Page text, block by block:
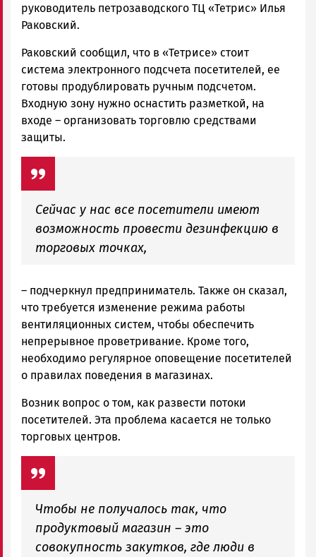
руководитель петрозаводского ТЦ «Тетрис» Илья
Раковский.
Раковский сообщил, что в «Тетрисе» стоит
система электронного подсчета посетителей, ее
готовы продублировать ручным подсчетом.
Входную зону нужно оснастить разметкой, на
входе – организовать торговлю средствами
защиты.
Сейчас у нас все посетители имеют
возможность провести дезинфекцию в
торговых точках,
– подчеркнул предприниматель. Также он сказал,
что требуется изменение режима работы
вентиляционных систем, чтобы обеспечить
непрерывное проветривание. Кроме того,
необходимо регулярное оповещение посетителей
о правилах поведения в магазинах.
Возник вопрос о том, как развести потоки
посетителей. Эта проблема касается не только
торговых центров.
Чтобы не получалось так, что
продуктовый магазин – это
совокупность закутков, где люди в